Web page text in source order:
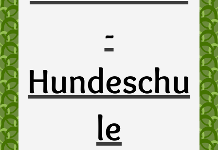
-
Hundeschu
le